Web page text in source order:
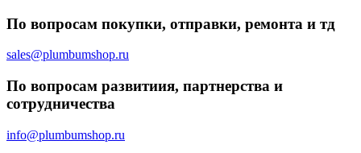
По вопросам покупки, отправки, ремонта и тд
sales@plumbumshop.ru
По вопросам развитиия, партнерства и
сотрудничества
info@plumbumshop.ru